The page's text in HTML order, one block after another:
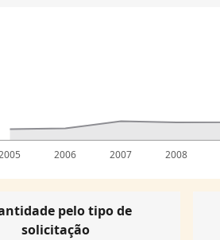
2006 2007 2008
pelo tipo de
solicitação